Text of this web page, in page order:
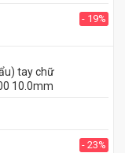
- 19%
tay chữ
10.0mm
- 23%